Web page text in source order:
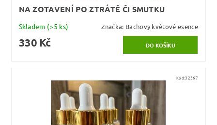
NA ZOTAVENÍ PO ZTRÁTĚ ČI SMUTKU
Skladem (>5 ks) Značka: Bachovy květové esence
330 Kč
Kód:32367